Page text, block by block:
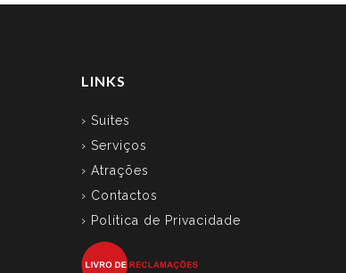
LINKS
› Suites
› Serviços
› Atrações
› Contactos
› Política de Privacidade